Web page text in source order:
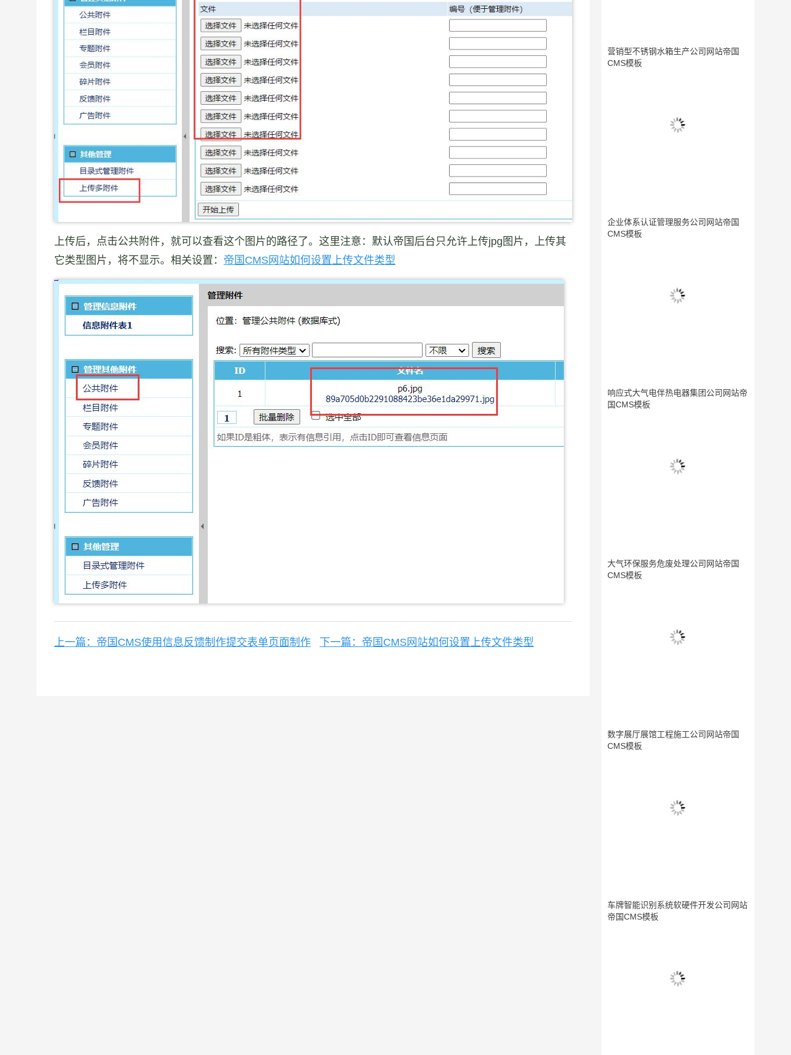
上传后，点击公共附件，就可以查看这个图片的路径了。这里注意：默认帝国后台只允许上传jpg图片，上传其
它类型图片，将不显示。相关设置： 帝国CMS网站如何设置上传文件类型
上一篇：帝国CMS使用信息反馈制作提交表单页面制作 下一篇：帝国CMS网站如何设置上传文件类型
营销型不锈钢水箱生产公司网站帝国
CMS模板
企业体系认证管理服务公司网站帝国
CMS模板
响应式大气电伴热电器集团公司网站帝
国CMS模板
大气环保服务危废处理公司网站帝国
CMS模板
数字展厅展馆工程施工公司网站帝国
CMS模板
车牌智能识别系统软硬件开发公司网站
帝国CMS模板